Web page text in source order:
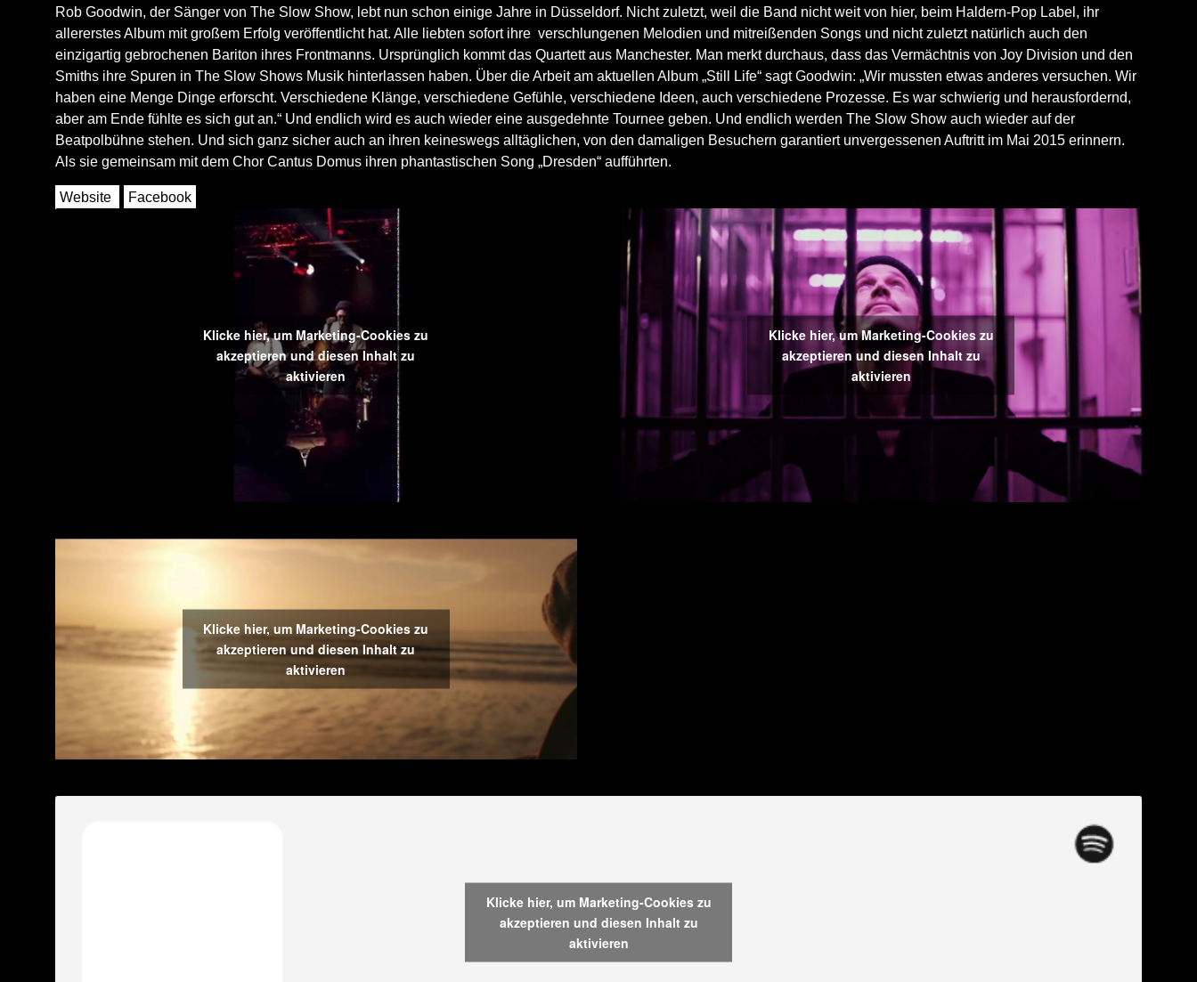
Rob Goodwin, der Sänger von The Slow Show, lebt nun schon einige Jahre in Düsseldorf. Nicht zuletzt, weil die Band nicht weit von hier, beim Haldern-Pop Label, ihr
allererstes Album mit großem Erfolg veröffentlicht hat. Alle liebten sofort ihre verschlungenen Melodien und mitreißenden Songs und nicht zuletzt natürlich auch den
einzigartig gebrochenen Bariton ihres Frontmanns. Ursprünglich kommt das Quartett aus Manchester. Man merkt durchaus, dass das Vermächtnis von Joy Division und den
Smiths ihre Spuren in The Slow Shows Musik hinterlassen haben. Über die Arbeit am aktuellen Album „Still Life“ sagt Goodwin: „Wir mussten etwas anderes versuchen. Wir
haben eine Menge Dinge erforscht. Verschiedene Klänge, verschiedene Gefühle, verschiedene Ideen, auch verschiedene Prozesse. Es war schwierig und herausfordernd,
aber am Ende fühlte es sich gut an.“ Und endlich wird es auch wieder eine ausgedehnte Tournee geben. Und endlich werden The Slow Show auch wieder auf der
Beatpolbühne stehen. Und sich ganz sicher auch an ihren keineswegs alltäglichen, von den damaligen Besuchern garantiert unvergessenen Auftritt im Mai 2015 erinnern.
Als sie gemeinsam mit dem Chor Cantus Domus ihren phantastischen Song „Dresden“ aufführten.
Website Facebook
Klicke hier, um Marketing-Cookies zu
akzeptieren und diesen Inhalt zu
aktivieren
Klicke hier, um Marketing-Cookies zu
akzeptieren und diesen Inhalt zu
aktivieren
Klicke hier, um Marketing-Cookies zu
akzeptieren und diesen Inhalt zu
aktivieren
Klicke hier, um Marketing-Cookies zu
akzeptieren und diesen Inhalt zu
aktivieren